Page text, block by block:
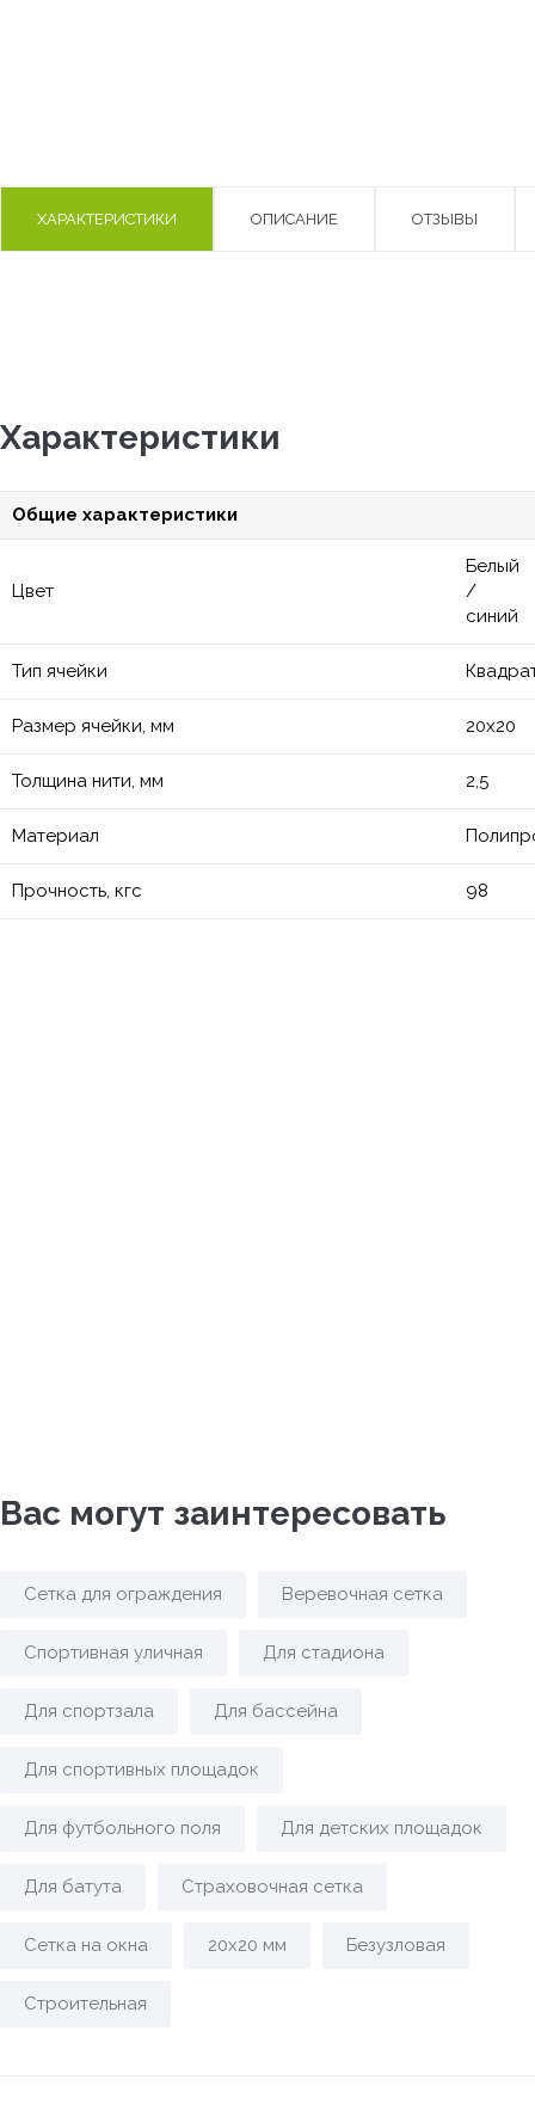
ХАРАКТЕРИСТИКИ ОПИСАНИЕ ОТЗЫВЫ
Характеристики
Общие характеристики
Цвет
Белый
/
синий
Тип ячейки
Размер ячейки, мм 20х20
Толщина нити, мм 2,5
Материал
Прочность, кгс 98
Вас могут заинтересовать
Сетка для ограждения Веревочная сетка
Спортивная уличная Для стадиона
Для спортзала Для бассейна
Для спортивных площадок
Для футбольного поля Для детских площадок
Для батута Страховочная сетка
Сетка на окна 20х20 мм Безузловая
Строительная